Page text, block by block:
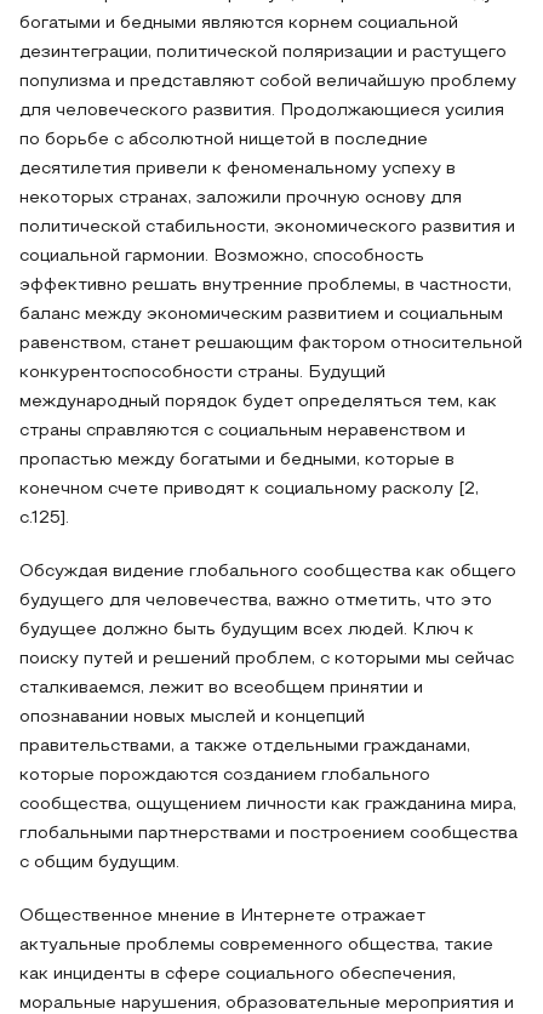
богатыми и бедными являются корнем социальной
дезинтеграции, политической поляризации и растущего
популизма и представляют собой величайшую проблему
для человеческого развития. Продолжающиеся усилия
по борьбе с абсолютной нищетой в последние
десятилетия привели к феноменальному успеху в
некоторых странах, заложили прочную основу для
политической стабильности, экономического развития и
социальной гармонии. Возможно, способность
эффективно решать внутренние проблемы, в частности,
баланс между экономическим развитием и социальным
равенством, станет решающим фактором относительной
конкурентоспособности страны. Будущий
международный порядок будет определяться тем, как
страны справляются с социальным неравенством и
пропастью между богатыми и бедными, которые в
конечном счете приводят к социальному расколу [2,
с.125].
Обсуждая видение глобального сообщества как общего
будущего для человечества, важно отметить, что это
будущее должно быть будущим всех людей. Ключ к
поиску путей и решений проблем, с которыми мы сейчас
сталкиваемся, лежит во всеобщем принятии и
опознавании новых мыслей и концепций
правительствами, а также отдельными гражданами,
которые порождаются созданием глобального
сообщества, ощущением личности как гражданина мира,
глобальными партнерствами и построением сообщества
с общим будущим.
Общественное мнение в Интернете отражает
актуальные проблемы современного общества, такие
как инциденты в сфере социального обеспечения,
моральные нарушения, образовательные мероприятия и